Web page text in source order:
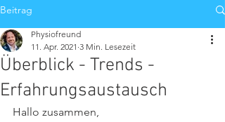
Beitrag
Überblick - Trends -
Erfahrungsaustausch
Physiofreund
11. Apr. 2021 3 Min. Lesezeit
Hallo zusammen,